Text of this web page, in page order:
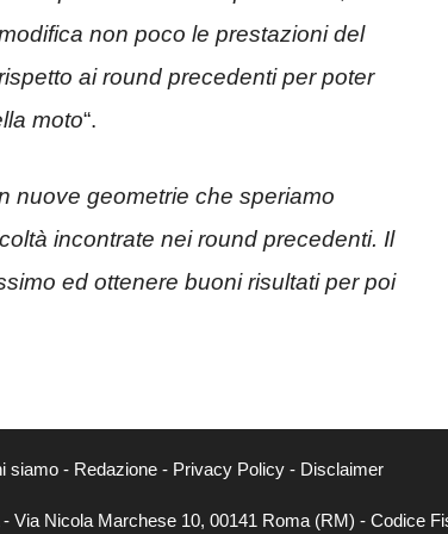
non poco le prestazioni del
ai round precedenti per poter
moto“.
nuove geometrie che speriamo
incontrate nei round precedenti. Il
ed ottenere buoni risultati per poi
siamo- Redazione- Privacy Policy- Disclaimer
Via Nicola Marchese 10, 00141 Roma (RM) - Codice